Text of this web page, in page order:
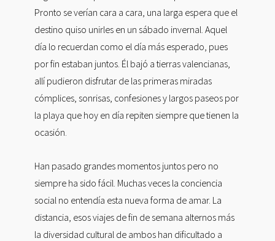
Pronto se verían cara a cara, una larga espera que el
destino quiso unirles en un sábado invernal. Aquel
día lo recuerdan como el día más esperado, pues
por fin estaban juntos. Él bajó a tierras valencianas,
allí pudieron disfrutar de las primeras miradas
cómplices, sonrisas, confesiones y largos paseos por
la playa que hoy en día repiten siempre que tienen la
ocasión.
Han pasado grandes momentos juntos pero no
siempre ha sido fácil. Muchas veces la conciencia
social no entendía esta nueva forma de amar. La
distancia, esos viajes de fin de semana alternos más
la diversidad cultural de ambos han dificultado a